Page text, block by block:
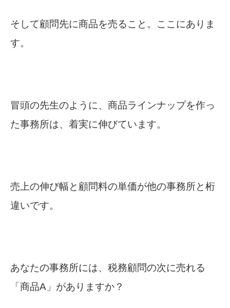
そして顧問先に商品を売ること。ここにありま
す。
冒頭の先生のように、商品ラインナップを作っ
た事務所は、着実に伸びています。
売上の伸び幅と顧問料の単価が他の事務所と桁
違いです。
あなたの事務所には、税務顧問の次に売れる
「商品A」がありますか？